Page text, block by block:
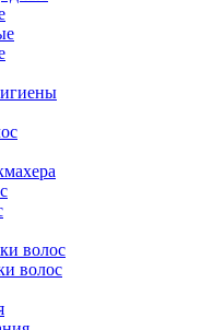
волос
волос